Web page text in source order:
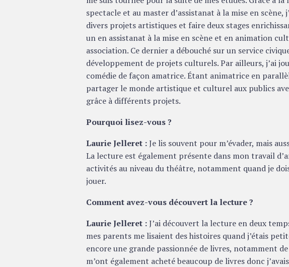
spectacle et au master d’assistanat à la mise en
divers projets artistiques et faire deux stages
un en assistanat à la mise en scène et en animation
association. Ce dernier a débouché sur un service
développement de projets culturels. Par ailleurs, j’ai
comédie de façon amatrice. Étant animatrice en
partager le monde artistique et culturel aux publics
grâce à différents projets.
Pourquoi lisez-vous ?
Laurie Jelleret :Je lis souvent pour m’évader, mais
La lecture est également présente dans mon travail
activités au niveau du théâtre, notamment quand je
jouer.
Comment avez-vous découvert la lecture ?
Laurie Jelleret :J’ai découvert la lecture en deux
mes parents me lisaient des histoires quand j’étais
encore une grande passionnée de livres, notamment
m’ont également acheté beaucoup de livres donc